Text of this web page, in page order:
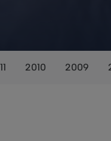
2010 2009